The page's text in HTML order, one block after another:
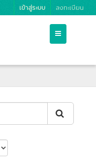
เข้าสู่ระบบ ลงทะเบียน